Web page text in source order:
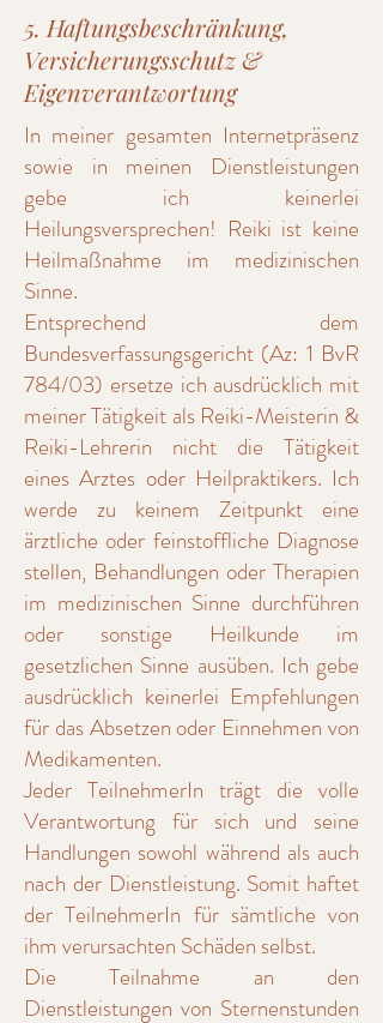
5. Haftungsbeschränkung,
Versicherungsschutz &
Eigenverantwortung
In meiner gesamten Internetpräsenz
sowie in meinen Dienstleistungen
gebe ich keinerlei
Heilungsversprechen! Reiki ist keine
Heilmaßnahme im medizinischen
Sinne.
Entsprechend dem
Bundesverfassungsgericht (Az: 1 BvR
784/03) ersetze ich ausdrücklich mit
meiner Tätigkeit als Reiki-Meisterin &
Reiki-Lehrerin nicht die Tätigkeit
eines Arztes oder Heilpraktikers. Ich
werde zu keinem Zeitpunkt eine
ärztliche oder feinstoffliche Diagnose
stellen, Behandlungen oder Therapien
im medizinischen Sinne durchführen
oder sonstige Heilkunde im
gesetzlichen Sinne ausüben. Ich gebe
ausdrücklich keinerlei Empfehlungen
für das Absetzen oder Einnehmen von
Medikamenten.
Jeder TeilnehmerIn trägt die volle
Verantwortung für sich und seine
Handlungen sowohl während als auch
nach der Dienstleistung. Somit haftet
der TeilnehmerIn für sämtliche von
ihm verursachten Schäden selbst.
Die Teilnahme an den
Dienstleistungen von Sternenstunden